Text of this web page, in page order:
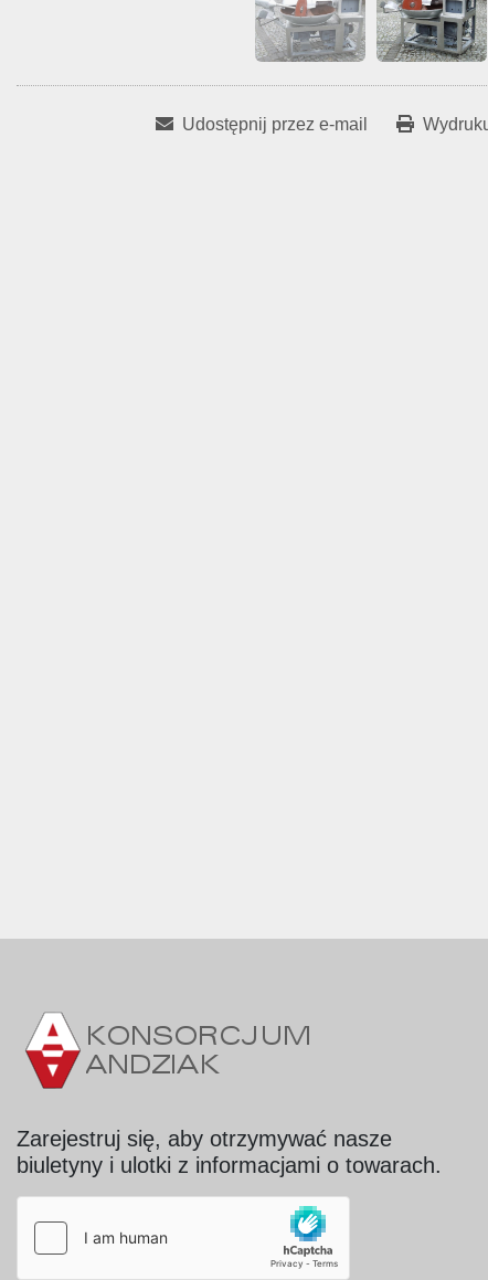
Udostępnij przez e-mail
Zarejestruj się, aby otrzymywać nasze
biuletyny i ulotki z informacjami o towarach.